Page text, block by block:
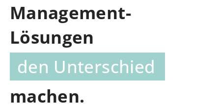
Management-
Lösungen
den Unterschied
machen.